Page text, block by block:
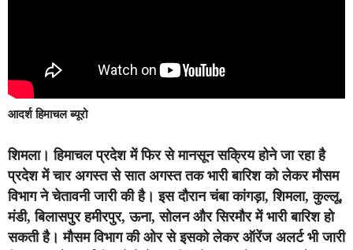
आदर्श हिमाचल ब्यूरो
शिमला। हिमाचल प्रदेश में फिर से मानसून सक्रिय होने जा रहा है
प्रदेश में चार अगस्त से सात अगस्त तक भारी बारिश को लेकर मौसम
विभाग ने चेतावनी जारी की है। इस दौरान चंबा कांगड़ा, शिमला, कुल्लू,
मंडी, बिलासपुर हमीरपुर, ऊना, सोलन और सिरमौर में भारी बारिश हो
सकती है। मौसम विभाग की ओर से इसको लेकर ऑरेंज अलर्ट भी जारी